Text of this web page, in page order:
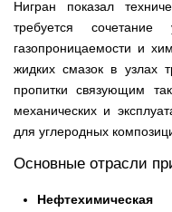
Нигран показал
требуется сочетание
газопроницаемости и
жидких смазок в узлах
пропитки связующим
механических и
для углеродных
Основные отрасли